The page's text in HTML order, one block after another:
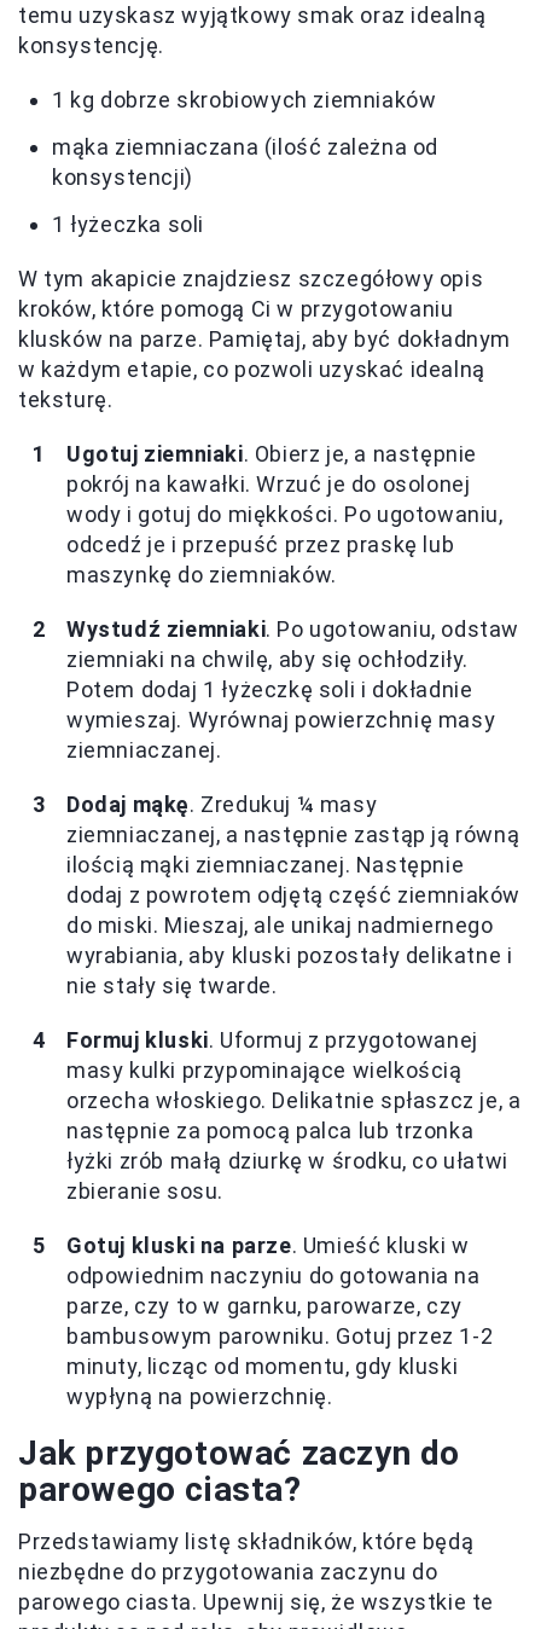
temu uzyskasz wyjątkowy smak oraz idealną
konsystencję.
1 kg dobrze skrobiowych ziemniaków
mąka ziemniaczana (ilość zależna od
konsystencji)
1 łyżeczka soli
W tym akapicie znajdziesz szczegółowy opis
kroków, które pomogą Ci w przygotowaniu
klusków na parze. Pamiętaj, aby być dokładnym
w każdym etapie, co pozwoli uzyskać idealną
teksturę.
Ugotuj ziemniaki. Obierz je, a następnie
pokrój na kawałki. Wrzuć je do osolonej
wody i gotuj do miękkości. Po ugotowaniu,
odcedź je i przepuść przez praskę lub
maszynkę do ziemniaków.
Wystudź ziemniaki. Po ugotowaniu, odstaw
ziemniaki na chwilę, aby się ochłodziły.
Potem dodaj 1 łyżeczkę soli i dokładnie
wymieszaj. Wyrównaj powierzchnię masy
ziemniaczanej.
Dodaj mąkę. Zredukuj ¼ masy
ziemniaczanej, a następnie zastąp ją równą
ilością mąki ziemniaczanej. Następnie
dodaj z powrotem odjętą część ziemniaków
do miski. Mieszaj, ale unikaj nadmiernego
wyrabiania, aby kluski pozostały delikatne i
nie stały się twarde.
Formuj kluski. Uformuj z przygotowanej
masy kulki przypominające wielkością
orzecha włoskiego. Delikatnie spłaszcz je, a
następnie za pomocą palca lub trzonka
łyżki zrób małą dziurkę w środku, co ułatwi
zbieranie sosu.
Gotuj kluski na parze. Umieść kluski w
odpowiednim naczyniu do gotowania na
parze, czy to w garnku, parowarze, czy
bambusowym parowniku. Gotuj przez 1-2
minuty, licząc od momentu, gdy kluski
wypłyną na powierzchnię.
Jak przygotować zaczyn do
parowego ciasta?
Przedstawiamy listę składników, które będą
niezbędne do przygotowania zaczynu do
parowego ciasta. Upewnij się, że wszystkie te